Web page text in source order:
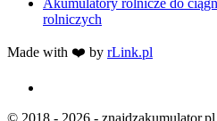
Akumulatory rolnicze do
rolniczych
Made with ❤️ by rLink.pl